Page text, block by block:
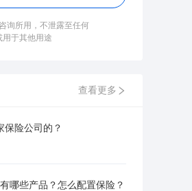
询所用，不泄露至任何
用于其他用途
查看更多
保险公司的？
哪些产品？怎么配置保险？